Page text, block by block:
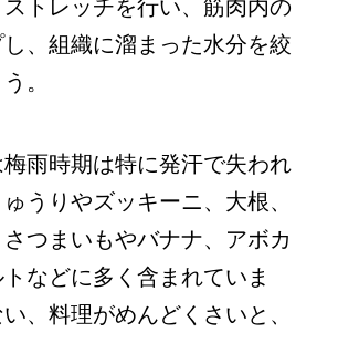
トレッチを行い、筋肉内の
、組織に溜まった水分を絞
。
雨時期は特に発汗で失われ
うりやズッキーニ、大根、
つまいもやバナナ、アボカ
トなどに多く含まれていま
、料理がめんどくさいと、